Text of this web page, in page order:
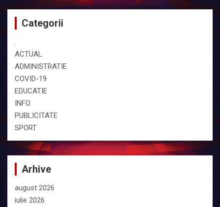
Categorii
.
ACTUAL
ADMINISTRATIE
COVID-19
EDUCATIE
INFO
PUBLICITATE
SPORT
Arhive
august 2026
iulie 2026